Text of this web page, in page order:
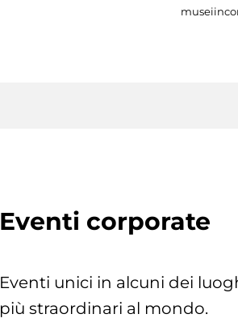
Eventi corporate
Eventi unici in alcuni dei
più straordinari al mondo.